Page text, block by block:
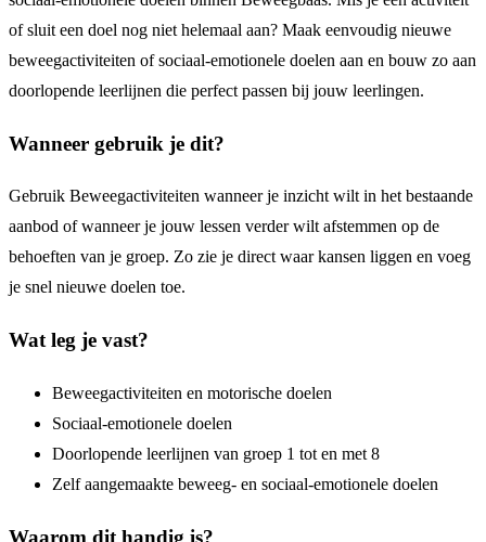
of sluit een doel nog niet helemaal aan? Maak eenvoudig nieuwe
beweegactiviteiten of sociaal-emotionele doelen aan en bouw zo aan
doorlopende leerlijnen die perfect passen bij jouw leerlingen.
Wanneer gebruik je dit?
Gebruik Beweegactiviteiten wanneer je inzicht wilt in het bestaande
aanbod of wanneer je jouw lessen verder wilt afstemmen op de
behoeften van je groep. Zo zie je direct waar kansen liggen en voeg
je snel nieuwe doelen toe.
Wat leg je vast?
Beweegactiviteiten en motorische doelen
Sociaal-emotionele doelen
Doorlopende leerlijnen van groep 1 tot en met 8
Zelf aangemaakte beweeg- en sociaal-emotionele doelen
Waarom dit handig is?